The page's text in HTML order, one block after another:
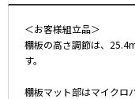
＜お客様組立品＞
棚板の高さ調節は、
す。
棚板マット部はマイクロ